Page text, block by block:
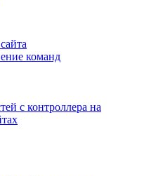
команд
с контроллера на